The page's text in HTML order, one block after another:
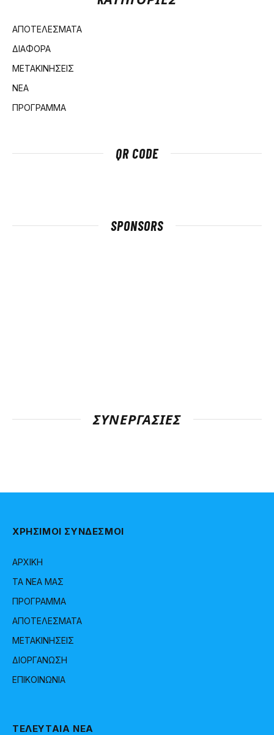
ΑΠΟΤΕΛΕΣΜΑΤΑ
ΔΙΑΦΟΡΑ
ΜΕΤΑΚΙΝΗΣΕΙΣ
ΝΕΑ
ΠΡΟΓΡΑΜΜΑ
QR CODE
SPONSORS
ΣΥΝΕΡΓΑΣΊΕΣ
ΧΡΗΣΙΜΟΙ ΣΥΝΔΕΣΜΟΙ
ΑΡΧΙΚΗ
ΤΑ ΝΕΑ ΜΑΣ
ΠΡΟΓΡΑΜΜΑ
ΑΠΟΤΕΛΕΣΜΑΤΑ
ΜΕΤΑΚΙΝΗΣΕΙΣ
ΔΙΟΡΓΑΝΩΣΗ
ΕΠΙΚΟΙΝΩΝΙΑ
ΤΕΛΕΥΤΑΙΑ ΝΕΑ